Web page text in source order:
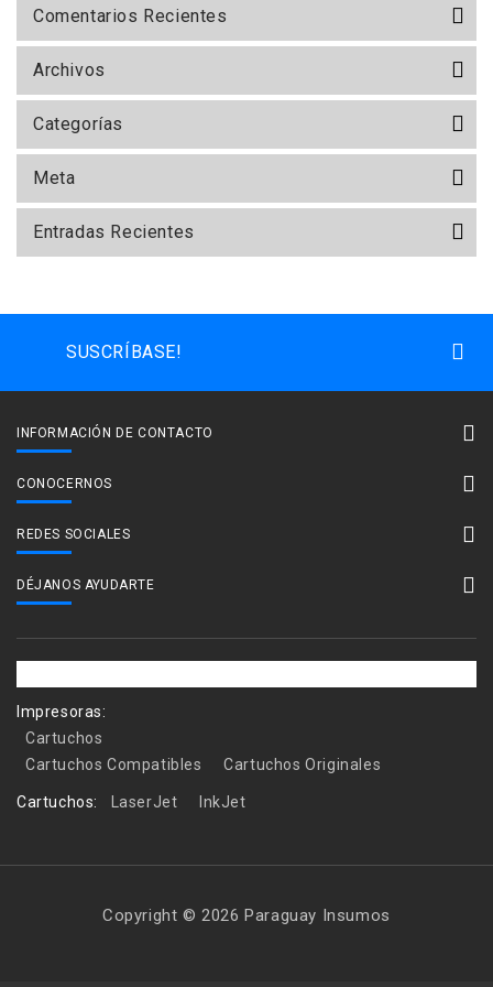
Comentarios Recientes
Archivos
Categorías
Meta
Entradas Recientes
SUSCRÍBASE!
INFORMACIÓN DE CONTACTO
CONOCERNOS
REDES SOCIALES
DÉJANOS AYUDARTE
Impresoras:
Cartuchos
Cartuchos Compatibles
Cartuchos Originales
Cartuchos: LaserJet InkJet
Copyright © 2026 Paraguay Insumos